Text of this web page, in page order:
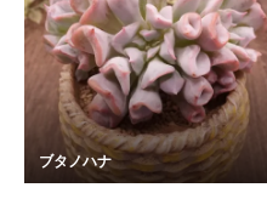
ブタノハナ